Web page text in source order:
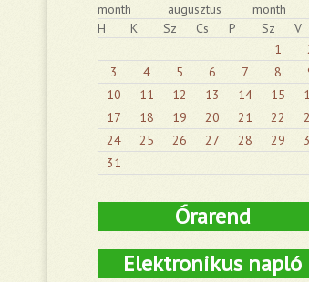
augusztus
H
K Sz Cs P Sz
V
1
3
4 5 6 7 8
10
11 12 13 14 15
17
18 19 20 21 22
24
25 26 27 28 29
31
Órarend
Elektronikus napló